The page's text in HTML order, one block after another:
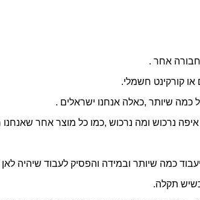
אחר .
או קורקינט חשמלי.
שיותר ,כאלה אנחנו ישראלים .
נרכוש ומה נרכוש ,כמו כל מוצר אחר שאנחנו
כמה שיותר ובמידה והפסיק לעבוד שיהיה לאן
תקלה.